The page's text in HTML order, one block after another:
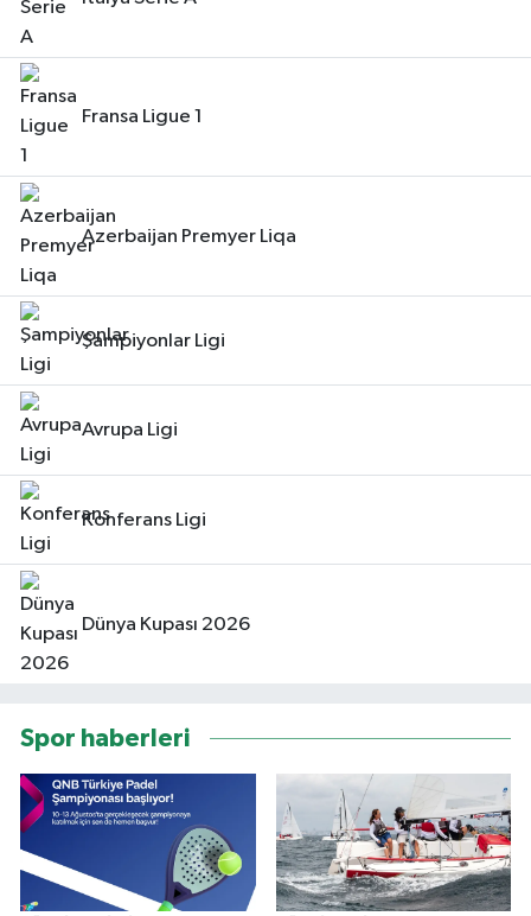
Fransa Ligue 1
Azerbaijan Premyer Liqa
Şampiyonlar Ligi
Avrupa Ligi
Konferans Ligi
Dünya Kupası 2026
Spor haberleri